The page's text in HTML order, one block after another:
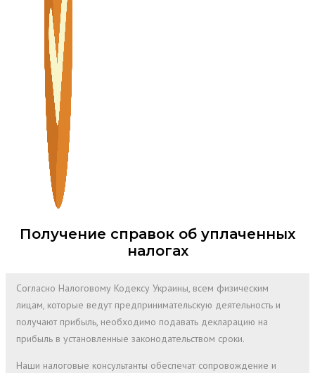
Получение справок об уплаченных
налогах
Согласно Налоговому Кодексу Украины, всем физическим
лицам, которые ведут предпринимательскую деятельность и
получают прибыль, необходимо подавать декларацию на
прибыль в установленные законодательством сроки.
Наши налоговые консультанты обеспечат сопровождение и